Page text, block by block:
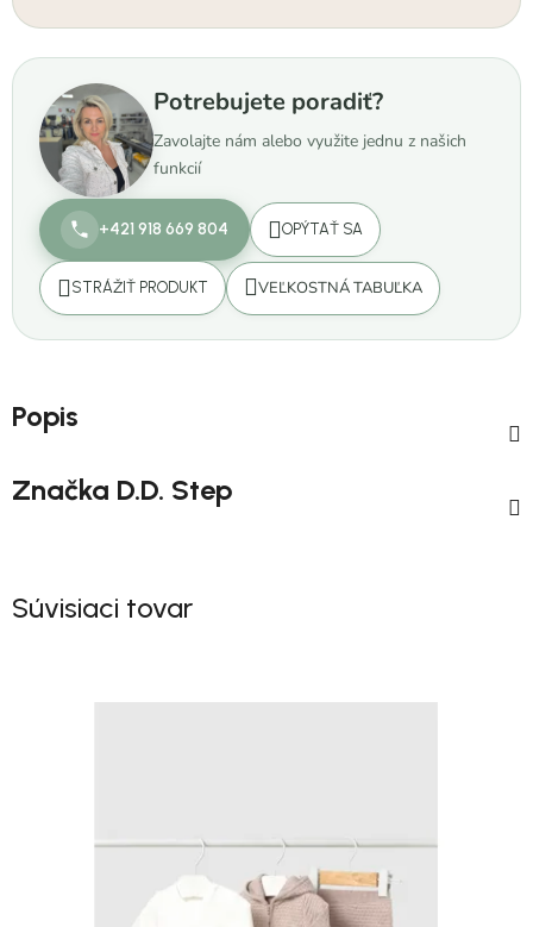
Potrebujete poradiť?
Zavolajte nám alebo využite jednu z našich
funkcií
+421 918 669 804 OPÝTAŤ SA
STRÁŽIŤ PRODUKT VEĽKOSTNÁ TABUĽKA
Popis
Značka D.D. Step
Súvisiaci tovar